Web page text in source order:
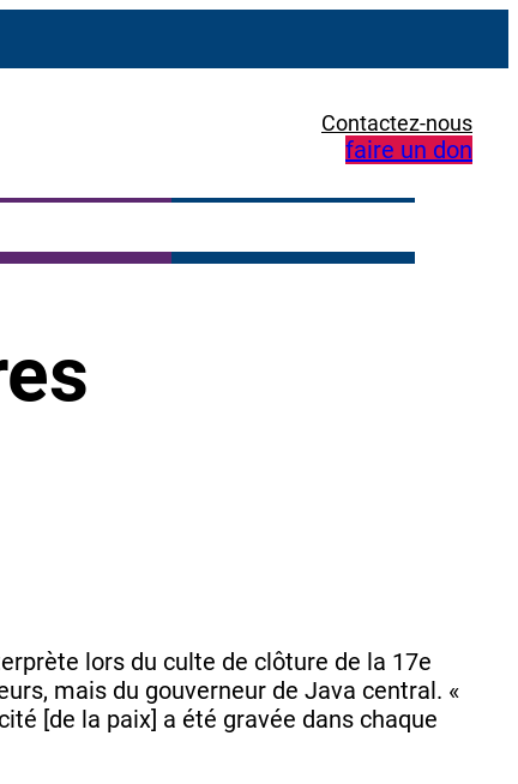
Contactez-nous
faire un don
lors du culte de clôture de la 17e
mais du gouverneur de Java central. «
[de la paix] a été gravée dans chaque